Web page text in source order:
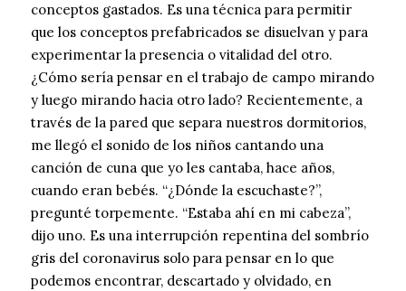
conceptos gastados. Es una técnica para permitir
que los conceptos prefabricados se disuelvan y para
experimentar la presencia o vitalidad del otro.
¿Cómo sería pensar en el trabajo de campo mirando
y luego mirando hacia otro lado? Recientemente, a
través de la pared que separa nuestros dormitorios,
me llegó el sonido de los niños cantando una
canción de cuna que yo les cantaba, hace años,
cuando eran bebés. “¿Dónde la escuchaste?”,
pregunté torpemente. “Estaba ahí en mi cabeza”,
dijo uno. Es una interrupción repentina del sombrío
gris del coronavirus solo para pensar en lo que
podemos encontrar, descartado y olvidado, en